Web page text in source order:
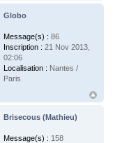
Globo
Message(s) : 86
Inscription : 21 Nov 2013,
02:06
Localisation : Nantes /
Paris
Brisecous (Mathieu)
Message(s) : 158